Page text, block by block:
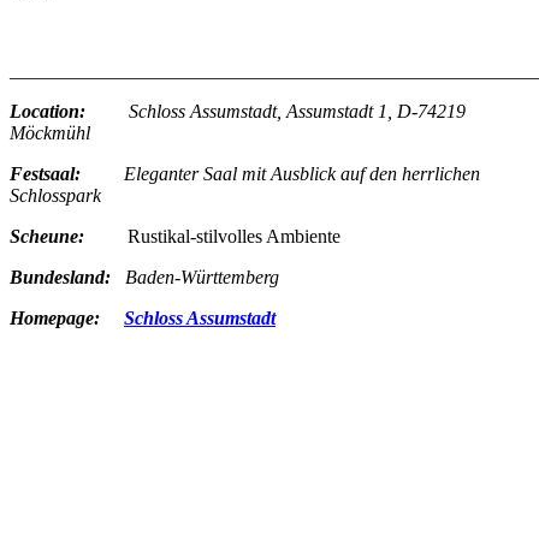
Location:
Schloss Assumstadt, Assumstadt 1, D-74219
Möckmühl
Festsaal:
Eleganter Saal mit Ausblick auf den herrlichen
Schlosspark
Scheune:
Rustikal-stilvolles Ambiente
Bundesland: Baden-Württemberg
Homepage:
Schloss Assumstadt